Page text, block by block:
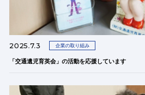
2025.7.3 企業の取り組み
「交通遺児育英会」の活動を応援しています